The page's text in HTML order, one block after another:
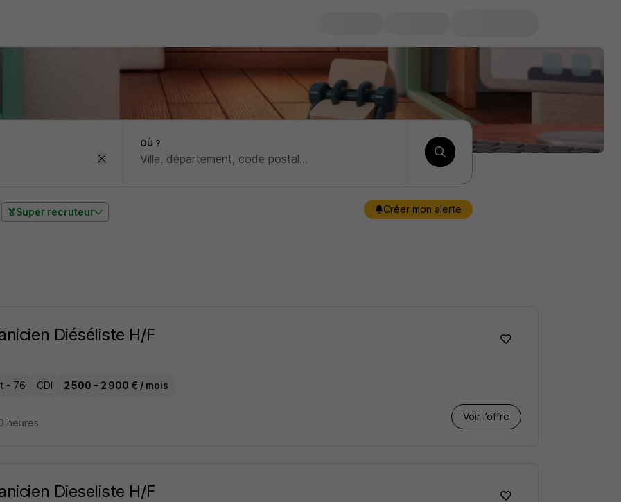
OÙ ?
Super recruteur Créer mon alerte
Diéséliste H/F
- 76 CDI 2 500 - 2 900 € / mois
Voir l’offre
heures
Dieseliste H/F